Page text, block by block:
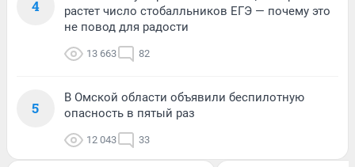
4
растет число стобалльников ЕГЭ — почему это
не повод для радости
13 663 82
5
В Омской области объявили беспилотную
опасность в пятый раз
12 043 33